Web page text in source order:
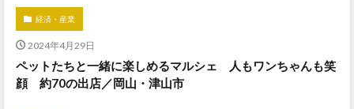
経済・産業
2024年4月29日
ペットたちと一緒に楽しめるマルシェ 人もワンちゃんも笑
顔 約70の出店／岡山・津山市